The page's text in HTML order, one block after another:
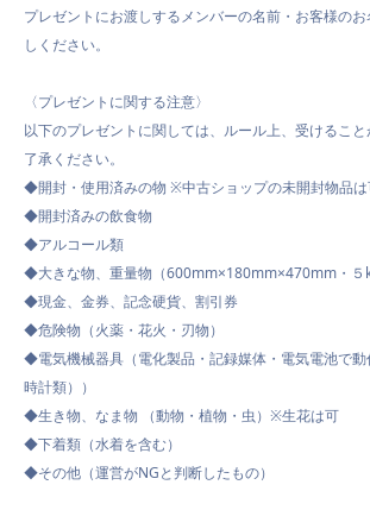
プレゼントにお渡しするメンバーの名前・お客様の
しください。
〈プレゼントに関する注意〉
以下のプレゼントに関しては、ルール上、受けるこ
了承ください。
◆開封・使用済みの物 ※中古ショップの未開封物品
◆開封済みの飲食物
◆アルコール類
◆大きな物、重量物（600mm×180mm×470mm・５
◆現金、金券、記念硬貨、割引券
◆危険物（火薬・花火・刃物）
◆電気機械器具（電化製品・記録媒体・電気電池で動
時計類））
◆生き物、なま物 （動物・植物・虫）※生花は可
◆下着類（水着を含む）
◆その他（運営がNGと判断したもの）